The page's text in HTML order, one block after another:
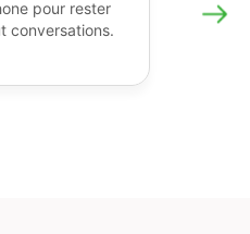
pour rester
conversations.